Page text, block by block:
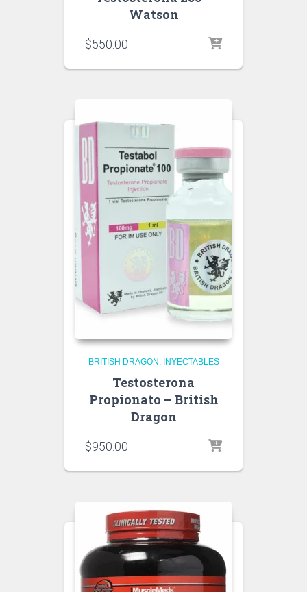
Watson
$550.00
BRITISH DRAGON INYECTABLES
Testosterona
Propionato – British
Dragon
$950.00